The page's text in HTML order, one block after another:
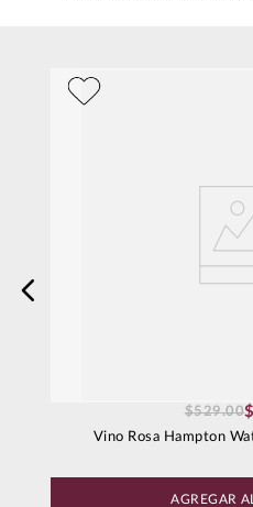
$
$529.00
Vino Rosa Hampton
AGREGAR